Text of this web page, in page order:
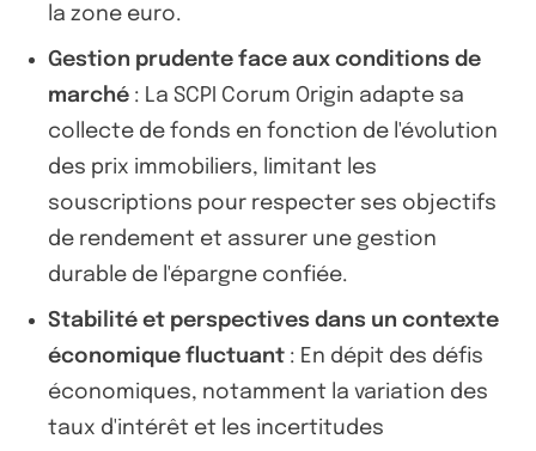
la zone euro.
Gestion prudente face aux conditions de
marché : La SCPI Corum Origin adapte sa
collecte de fonds en fonction de l'évolution
des prix immobiliers, limitant les
souscriptions pour respecter ses objectifs
de rendement et assurer une gestion
durable de l'épargne confiée.
Stabilité et perspectives dans un contexte
économique fluctuant : En dépit des défis
économiques, notamment la variation des
taux d'intérêt et les incertitudes